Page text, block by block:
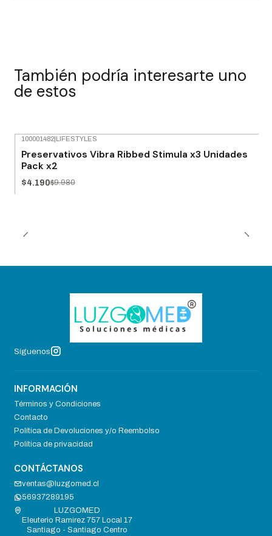
También podría interesarte uno
de estos
100001482|LIFESTYLES
Preservativos Vibra Ribbed Stimula x3 Unidades
Pack x2
$4.190$9.980
Síguenos
INFORMACIÓN
Términos y Condiciones
Contacto
Política de Devoluciones y/o Reembolso
Política de privacidad
CONTÁCTANOS
ventas@luzgomed.cl
56937289195
LUZGOMED
Eleuterio Ramirez 757 Local 17
Santiago - Santiago Centro